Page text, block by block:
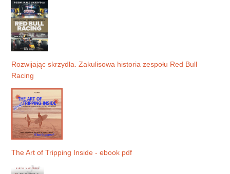
Rozwijając skrzydła. Zakulisowa historia zespołu Red Bull
Racing
The Art of Tripping Inside - ebook pdf